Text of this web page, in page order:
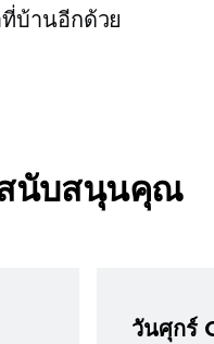
บ้านอีกด้วย
นับสนุนคุณ
วันศุกร์